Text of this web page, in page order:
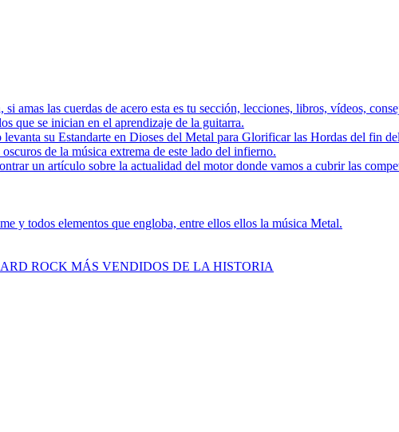
amas las cuerdas de acero esta es tu sección, lecciones, libros, vídeos,
que se inician en el aprendizaje de la guitarra.
su Estandarte en Dioses del Metal para Glorificar las Hordas del fin
de la música extrema de este lado del infierno.
un artículo sobre la actualidad del motor donde vamos a cubrir las
y todos elementos que engloba, entre ellos ellos la música Metal.
ROCK MÁS VENDIDOS DE LA HISTORIA